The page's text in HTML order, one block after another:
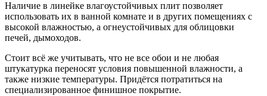
Наличие в линейке влагоустойчивых плит позволяет
использовать их в ванной комнате и в других помещениях с
высокой влажностью, а огнеустойчивых для облицовки
печей, дымоходов.
Стоит всё же учитывать, что не все обои и не любая
штукатурка переносят условия повышенной влажности, а
также низкие температуры. Придётся потратиться на
специализированное финишное покрытие.